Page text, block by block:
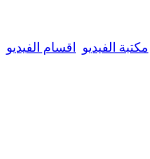
مكتبة الفيديو اقسام الفيديو